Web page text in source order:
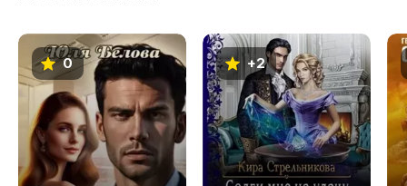
13
14
15
16
17
0 +2